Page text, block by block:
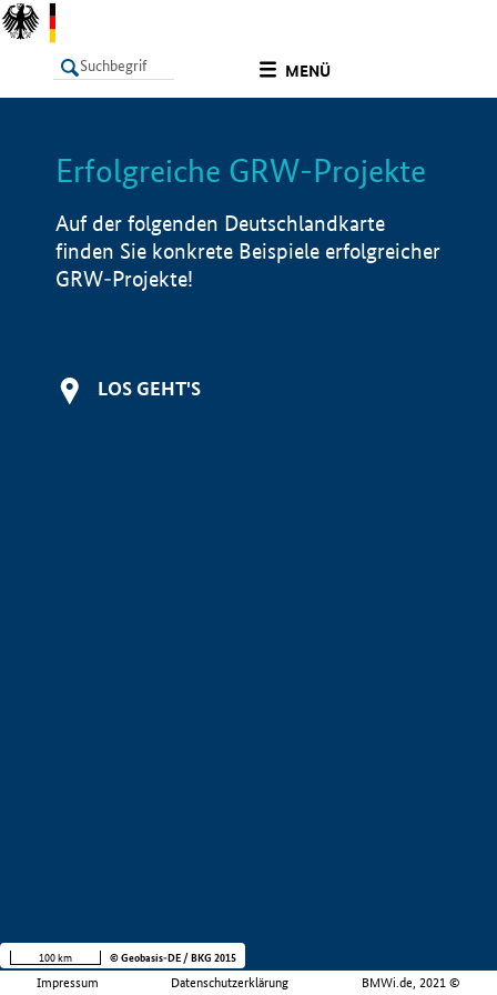
MENÜ
LISTE Info
Erfolgreiche GRW-Projekte
Auf der folgenden Deutschlandkarte
finden Sie konkrete Beispiele erfolgreicher
GRW-Projekte!
LOS GEHT'S
Impressum Datenschutzerklärung BMWi.de, 2021 ©
100 km © Geobasis-DE / BKG 2015